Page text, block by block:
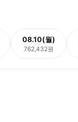
08.10(월)
762,432원